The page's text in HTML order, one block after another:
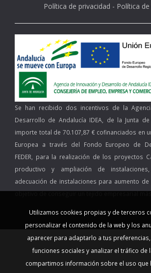
Política de privacidad - Política
Se han recibido dos incentivos de la
Desarrollo de Andalucía IDEA, de la Junta
importe total de 70.107,87 € cofinanciados en
Europea a través del Fondo Europeo de
FEDER, para la realización de los proyectos
productivo y ampliación de
adecuación de instalaciones para aumento
objetivo de conseguir un tejido empresarial
Utilizamos cookies propias y de terceros
personalizar el contenido de la web y los
aparecer para adaptarlo a tus
funciones sociales y analizar el tráfico de
compartimos información sobre el uso que